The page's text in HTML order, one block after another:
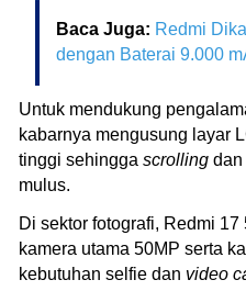
Baca Juga: Redmi
dengan Baterai 9.000
Untuk mendukung
kabarnya mengusung layar
tinggi sehingga scrolling dan
mulus.
Di sektor fotografi, Redmi
kamera utama 50MP serta
kebutuhan selfie dan video